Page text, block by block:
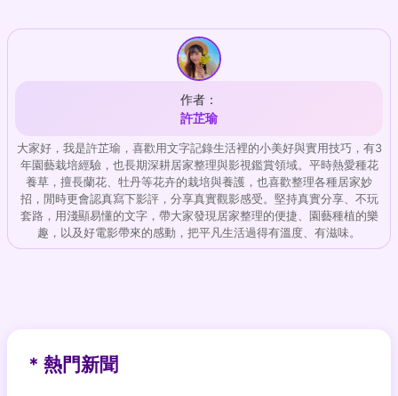
作者：
許芷瑜
大家好，我是許芷瑜，喜歡用文字記錄生活裡的小美好與實用技巧，有3
年園藝栽培經驗，也長期深耕居家整理與影視鑑賞領域。平時熱愛種花
養草，擅長蘭花、牡丹等花卉的栽培與養護，也喜歡整理各種居家妙
招，閒時更會認真寫下影評，分享真實觀影感受。堅持真實分享、不玩
套路，用淺顯易懂的文字，帶大家發現居家整理的便捷、園藝種植的樂
趣，以及好電影帶來的感動，把平凡生活過得有溫度、有滋味。
* 熱門新聞